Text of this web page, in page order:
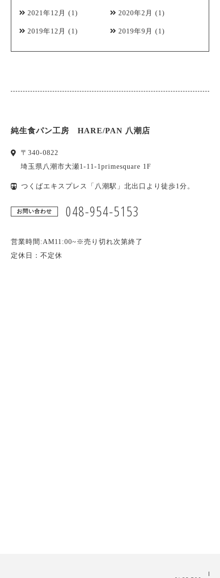
2021年12月 (1) 2020年2月 (1)
2019年12月 (1) 2019年9月 (1)
純生食パン工房 HARE/PAN 八潮店
〒340-0822
埼玉県 八潮市大瀬1-11-1primesquare 1F
つくばエキスプレス「八潮駅」北出口より徒歩1分。
お問い合わせ 048-954-5153
営業時間:AM11:00~※売り切れ次第終了
定休日：不定休